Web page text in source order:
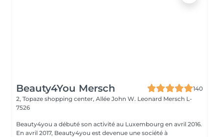
Beauty4You Mersch
140
2, Topaze shopping center, Allée John W. Leonard Mersch L-
7526
Beauty4you a débuté son activité au Luxembourg en avril 2016.
En avril 2017, Beauty4you est devenue une société à